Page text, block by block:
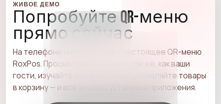
ЖИВОЕ ДЕМО
Попробуйте QR-меню
прямо сейчас
На телефоне ниже работает настоящее QR-меню
RoxPos. Просматривайте меню так же, как ваши
гости, изучайте детали блюд и добавляйте товары
в корзину — и всё это без установки приложения.